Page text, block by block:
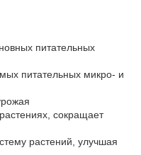
питательных
питательных микро- и
сокращает
растений, улучшая